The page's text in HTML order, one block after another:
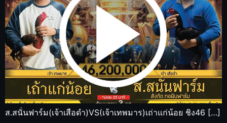
ส.สนั่นฟาร์ม(เจ้าเสือดำ)VS(เจ้าเทพมาร)เถ่าแก่น้อย ชิง46 […]